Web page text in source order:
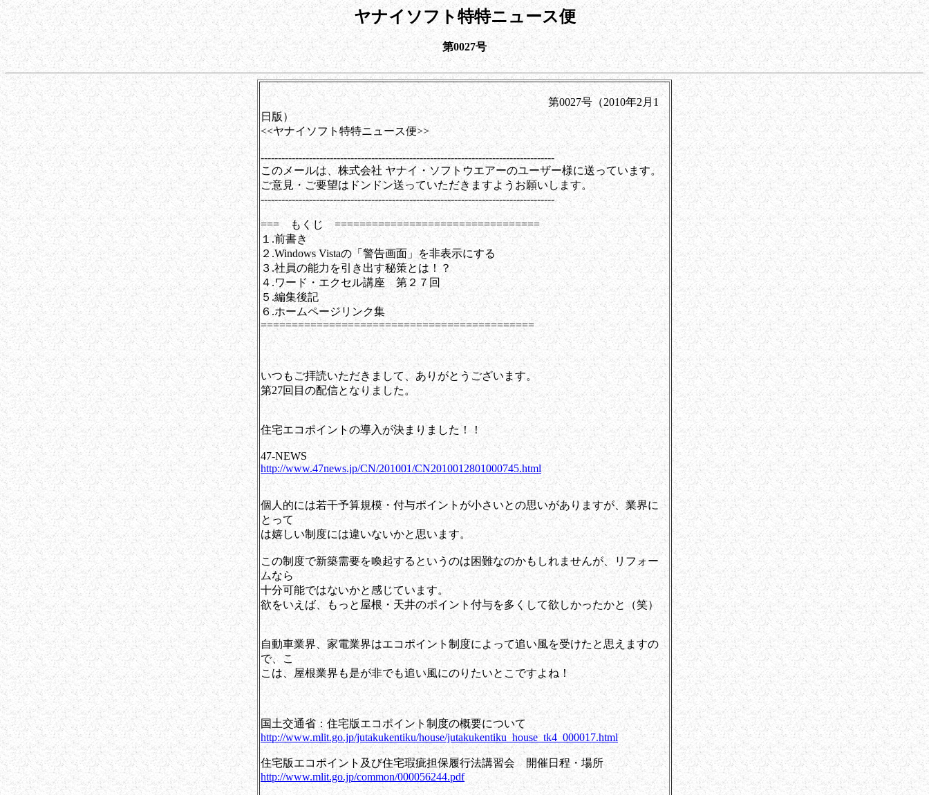
ヤナイソフト特特ニュース便
第0027号
第0027号（2010年2月1
日版）
<<ヤナイソフト特特ニュース便>>
-------------------------------------------------------------------------------------
このメールは、株式会社 ヤナイ・ソフトウエアーのユーザー様に送っています。
ご意見・ご要望はドンドン送っていただきますようお願いします。
-------------------------------------------------------------------------------------
=== もくじ =================================
１.前書き
２.Windows Vistaの「警告画面」を非表示にする
３.社員の能力を引き出す秘策とは！？
４.ワード・エクセル講座 第２７回
５.編集後記
６.ホームページリンク集
============================================
いつもご拝読いただきまして、ありがとうございます。
第27回目の配信となりました。
住宅エコポイントの導入が決まりました！！
47-NEWS
http://www.47news.jp/CN/201001/CN2010012801000745.html
個人的には若干予算規模・付与ポイントが小さいとの思いがありますが、業界に
とって
は嬉しい制度には違いないかと思います。
この制度で新築需要を喚起するというのは困難なのかもしれませんが、リフォー
ムなら
十分可能ではないかと感じています。
欲をいえば、もっと屋根・天井のポイント付与を多くして欲しかったかと（笑）
自動車業界、家電業界はエコポイント制度によって追い風を受けたと思えますの
で、こ
こは、屋根業界も是が非でも追い風にのりたいとこですよね！
国土交通省：住宅版エコポイント制度の概要について
http://www.mlit.go.jp/jutakukentiku/house/jutakukentiku_house_tk4_000017.html
住宅版エコポイント及び住宅瑕疵担保履行法講習会 開催日程・場所
http://www.mlit.go.jp/common/000056244.pdf